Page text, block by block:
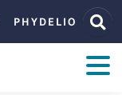
PHYDELIO